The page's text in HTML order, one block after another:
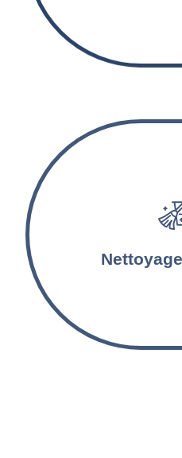
agents d’entretien.
sont aspirés et